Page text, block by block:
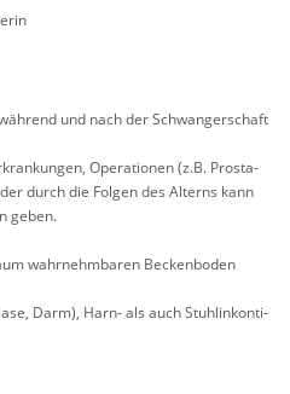
und nach der Schwan­ger­schaft
Ope­ra­tio­nen (z.B. Pro­sta­
durch die Fol­gen des Al­terns kann
geben.
wahr­nehm­ba­ren Be­cken­bo­den
Darm), Harn- als auch Stuh­lin­kon­ti­